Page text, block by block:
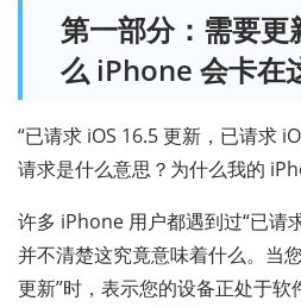
第一部分：需要更
么 iPhone 会卡在
“已请求 iOS 16.5 更新，已请求
请求是什么意思？为什么我的
许多 iPhone 用户都遇到过“已请
并不清楚这究竟意味着什么。当
更新”时，表示您的设备正处于软